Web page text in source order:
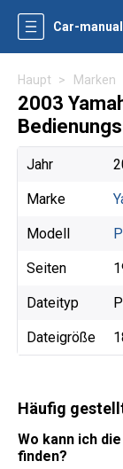
Car-
Haupt Marken
2003
Jahr
Marke
Modell
Seiten
Dateityp
Dateigröße
Häufig
Wo kann ich
finden?